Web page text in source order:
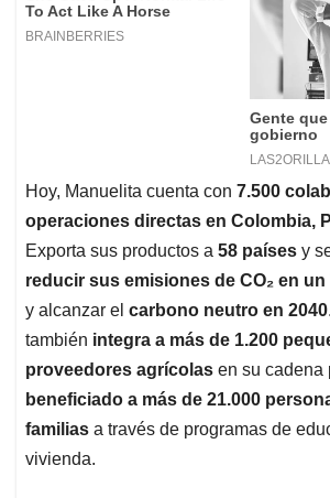
Hoy, Manuelita cuenta con 7.500
operaciones directas en Colombia,
Exporta sus productos a 58 países y
reducir sus emisiones de CO₂ en un
y alcanzar el carbono neutro en 2040
también integra a más de 1.200
proveedores agrícolas en su cadena
beneficiado a más de 21.000
familias a través de programas de
vivienda.